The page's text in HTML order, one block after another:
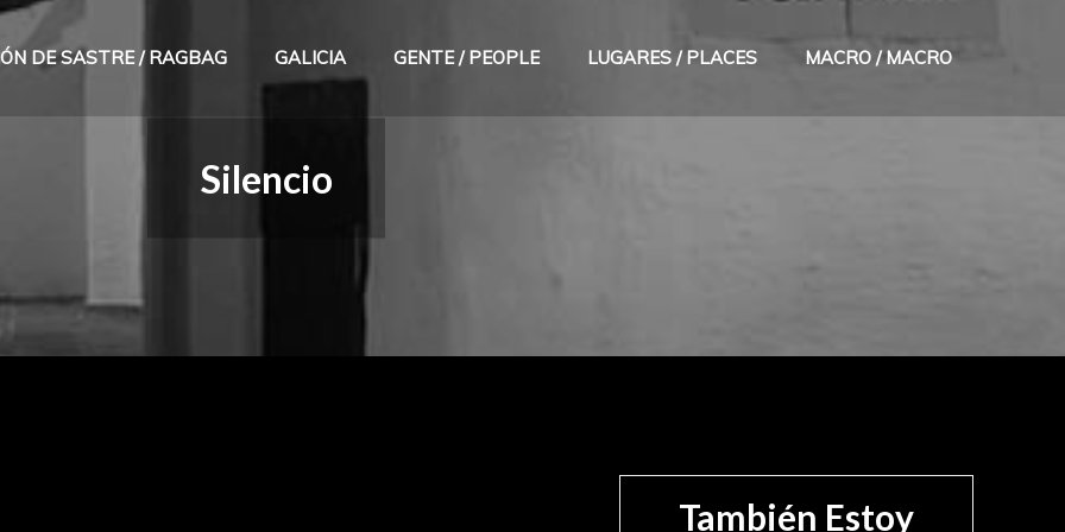
DE SASTRE / RAGBAG GALICIA GENTE / PEOPLE LUGARES / PLACES MACRO / MACRO
Silencio
También Estoy